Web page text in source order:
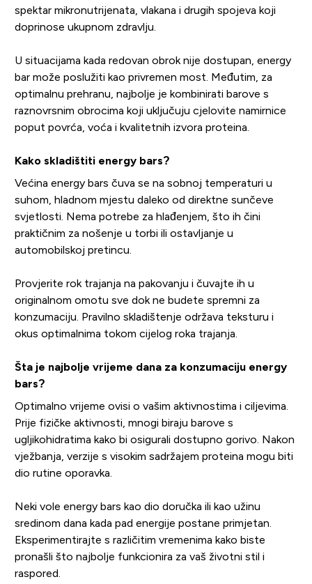
spektar mikronutrijenata, vlakana i drugih spojeva koji
doprinose ukupnom zdravlju.
U situacijama kada redovan obrok nije dostupan, energy
bar može poslužiti kao privremen most. Međutim, za
optimalnu prehranu, najbolje je kombinirati barove s
raznovrsnim obrocima koji uključuju cjelovite namirnice
poput povrća, voća i kvalitetnih izvora proteina.
Kako skladištiti energy bars?
Većina energy bars čuva se na sobnoj temperaturi u
suhom, hladnom mjestu daleko od direktne sunčeve
svjetlosti. Nema potrebe za hlađenjem, što ih čini
praktičnim za nošenje u torbi ili ostavljanje u
automobilskoj pretincu.
Provjerite rok trajanja na pakovanju i čuvajte ih u
originalnom omotu sve dok ne budete spremni za
konzumaciju. Pravilno skladištenje održava teksturu i
okus optimalnima tokom cijelog roka trajanja.
Šta je najbolje vrijeme dana za konzumaciju energy
bars?
Optimalno vrijeme ovisi o vašim aktivnostima i ciljevima.
Prije fizičke aktivnosti, mnogi biraju barove s
ugljikohidratima kako bi osigurali dostupno gorivo. Nakon
vježbanja, verzije s visokim sadržajem proteina mogu biti
dio rutine oporavka.
Neki vole energy bars kao dio doručka ili kao užinu
sredinom dana kada pad energije postane primjetan.
Eksperimentirajte s različitim vremenima kako biste
pronašli što najbolje funkcionira za vaš životni stil i
raspored.